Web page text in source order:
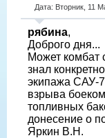
Дата: Вторник, 11
рябина,
Доброго дня...
Может комбат
знал
экипажа САУ-
взрыва
топливных
донесение о
Яркин В.Н.